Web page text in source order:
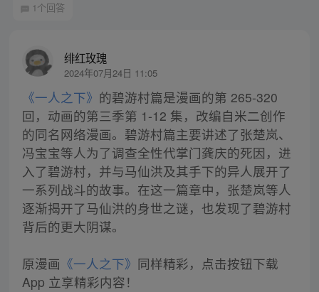
1个回答
绯红玫瑰
2024年07月24日 11:05
《一人之下》 的碧游村篇是漫画的第 265-320
回，动画的第三季第 1-12 集，改编自米二创作
的同名网络漫画。碧游村篇主要讲述了张楚岚、
冯宝宝等人为了调查全性代掌门龚庆的死因，进
入了碧游村，并与马仙洪及其手下的异人展开了
一系列战斗的故事。在这一篇章中，张楚岚等人
逐渐揭开了马仙洪的身世之谜，也发现了碧游村
背后的更大阴谋。
原漫画 《一人之下》 同样精彩，点击按钮下载
App 立享精彩内容！